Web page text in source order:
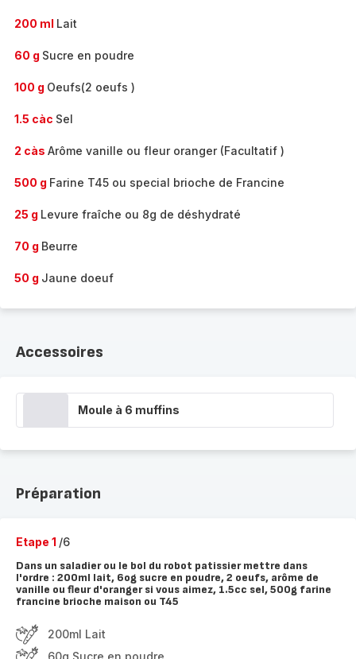
200 ml Lait
60 g Sucre en poudre
100 g Oeufs(2 oeufs )
1.5 càc Sel
2 càs Arôme vanille ou fleur oranger (Facultatif )
500 g Farine T45 ou special brioche de Francine
25 g Levure fraîche ou 8g de déshydraté
70 g Beurre
50 g Jaune doeuf
Accessoires
Moule à 6 muffins
Préparation
Etape 1 /6
Dans un saladier ou le bol du robot patissier mettre dans
l'ordre : 200ml lait, 6og sucre en poudre, 2 oeufs, arôme de
vanille ou fleur d'oranger si vous aimez, 1.5cc sel, 500g farine
francine brioche maison ou T45
200ml Lait
60g Sucre en poudre